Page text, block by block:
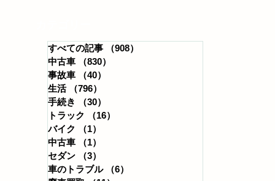
すべての記事 （908）
中古車
（830）
事故車
（40）
生活
（796）
手続き
（30）
トラック
（16）
バイク
（1）
中古車
（1）
セダン
（3）
車のトラブル
（6）